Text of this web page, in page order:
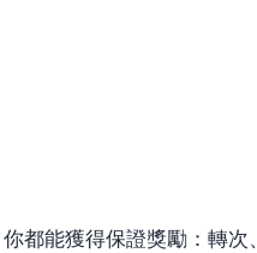
都能獲得保證獎勵：轉次